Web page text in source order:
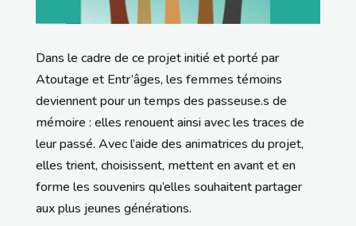
Dans le cadre de ce projet initié et porté par
Atoutage et Entr’âges, les femmes témoins
deviennent pour un temps des passeuse.s de
mémoire : elles renouent ainsi avec les traces de
leur passé. Avec l’aide des animatrices du projet,
elles trient, choisissent, mettent en avant et en
forme les souvenirs qu’elles souhaitent partager
aux plus jeunes générations.